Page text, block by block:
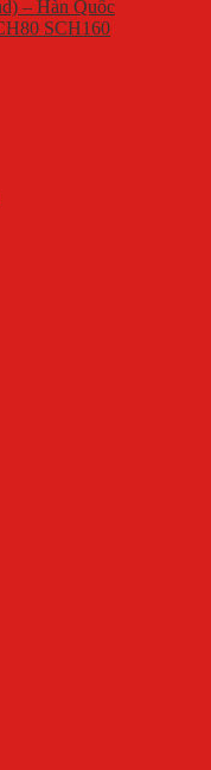
– Hàn Quốc
SCH160